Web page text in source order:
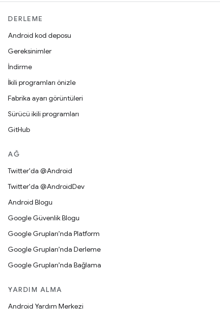
DERLEME
Android kod deposu
Gereksinimler
İndirme
İkili programları önizle
Fabrika ayarı görüntüleri
Sürücü ikili programları
GitHub
AĞ
Twitter'da @Android
Twitter'da @AndroidDev
Android Blogu
Google Güvenlik Blogu
Google Grupları'nda Platform
Google Grupları'nda Derleme
Google Grupları'nda Bağlama
YARDIM ALMA
Android Yardım Merkezi